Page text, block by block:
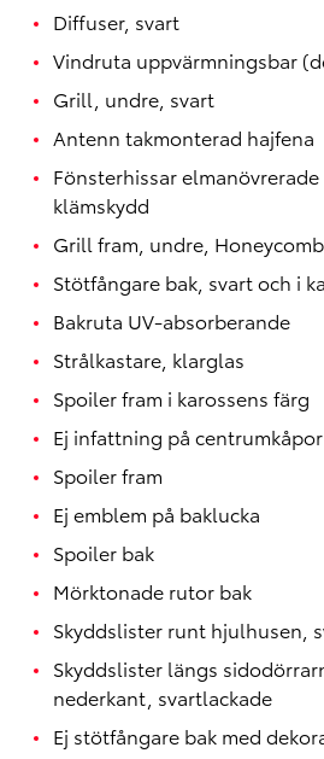
Diffuser, svart
Vindruta uppvärmningsbar
Grill, undre, svart
Antenn takmonterad hajfena
Fönsterhissar elmanövrerade
klämskydd
Grill fram, undre,
Stötfångare bak, svart och i
Bakruta UV-absorberande
Strålkastare, klarglas
Spoiler fram i karossens färg
Ej infattning på centrumkåpor
Spoiler fram
Ej emblem på baklucka
Spoiler bak
Mörktonade rutor bak
Skyddslister runt hjulhusen,
Skyddslister längs
nederkant, svartlackade
Ej stötfångare bak med